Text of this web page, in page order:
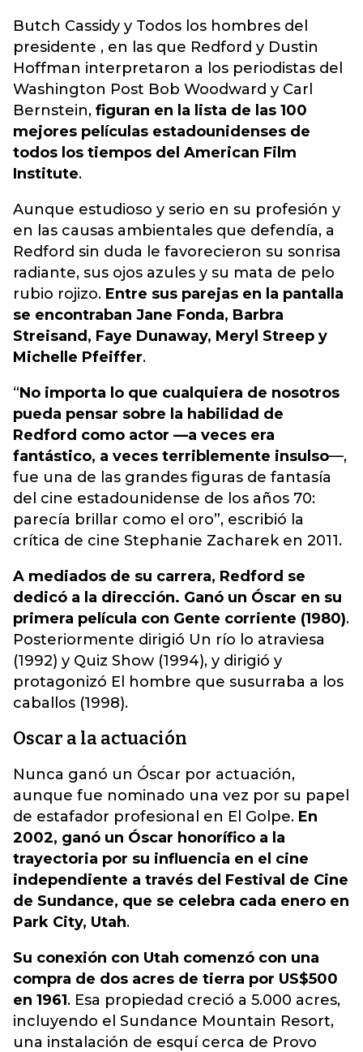
Butch Cassidy y Todos los hombres del
presidente , en las que Redford y Dustin
Hoffman interpretaron a los periodistas del
Washington Post Bob Woodward y Carl
Bernstein, figuran en la lista de las 100
mejores películas estadounidenses de
todos los tiempos del American Film
Institute.
Aunque estudioso y serio en su profesión y
en las causas ambientales que defendía, a
Redford sin duda le favorecieron su sonrisa
radiante, sus ojos azules y su mata de pelo
rubio rojizo. Entre sus parejas en la pantalla
se encontraban Jane Fonda, Barbra
Streisand, Faye Dunaway, Meryl Streep y
Michelle Pfeiffer.
“No importa lo que cualquiera de nosotros
pueda pensar sobre la habilidad de
Redford como actor —a veces era
fantástico, a veces terriblemente insulso—,
fue una de las grandes figuras de fantasía
del cine estadounidense de los años 70:
parecía brillar como el oro”, escribió la
crítica de cine Stephanie Zacharek en 2011.
A mediados de su carrera, Redford se
dedicó a la dirección. Ganó un Óscar en su
primera película con Gente corriente (1980).
Posteriormente dirigió Un río lo atraviesa
(1992) y Quiz Show (1994), y dirigió y
protagonizó El hombre que susurraba a los
caballos (1998).
Oscar a la actuación
Nunca ganó un Óscar por actuación,
aunque fue nominado una vez por su papel
de estafador profesional en El Golpe. En
2002, ganó un Óscar honorífico a la
trayectoria por su influencia en el cine
independiente a través del Festival de Cine
de Sundance, que se celebra cada enero en
Park City, Utah.
Su conexión con Utah comenzó con una
compra de dos acres de tierra por US$500
en 1961. Esa propiedad creció a 5.000 acres,
incluyendo el Sundance Mountain Resort,
una instalación de esquí cerca de Provo